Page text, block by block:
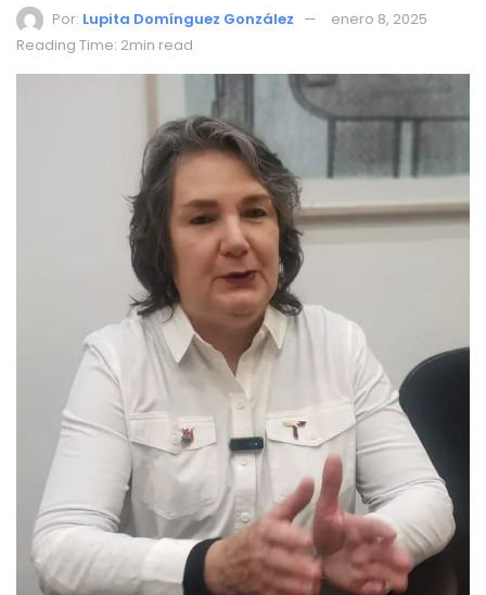
Por: Lupita Domínguez González
enero 8, 2025
Reading Time: 2min read